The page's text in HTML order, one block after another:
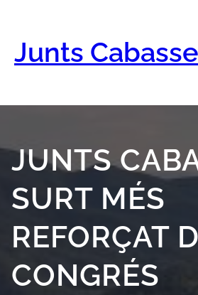
contingut
Junts
JUNTS
SURT MÉS
REFORÇAT
CONGRÉS